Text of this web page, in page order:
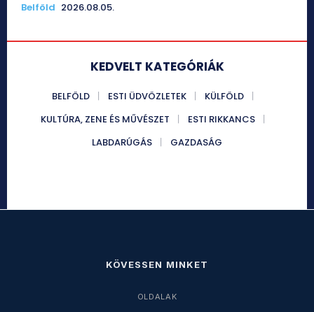
Belföld 2026.08.05.
KEDVELT KATEGÓRIÁK
BELFÖLD ESTI ÜDVÖZLETEK
KÜLFÖLD
KULTÚRA, ZENE ÉS MŰVÉSZET
ESTI RIKKANCS
LABDARÚGÁS
GAZDASÁG
KÖVESSEN MINKET
OLDALAK